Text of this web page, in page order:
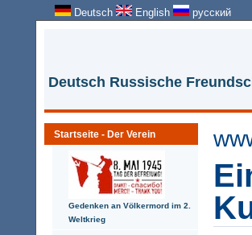
Deutsch English русский
Deutsch Russische
Startseite - Der Verein
Gedenken an Völkermord im 2.
Weltkrieg